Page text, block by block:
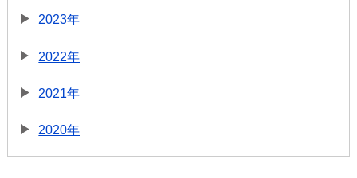
2023年
2022年
2021年
2020年